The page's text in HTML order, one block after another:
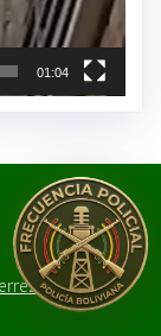
01:04
# 2541